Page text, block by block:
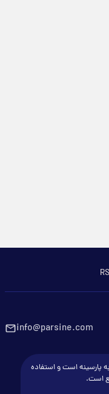
info@parsine.com
پارسینه است و استفاده
است.